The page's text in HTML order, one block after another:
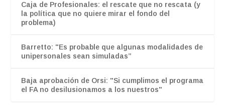
Caja de Profesionales: el rescate que no rescata (y
la política que no quiere mirar el fondo del
problema)
Barretto: "Es probable que algunas modalidades de
unipersonales sean simuladas”
Baja aprobación de Orsi: "Si cumplimos el programa
el FA no desilusionamos a los nuestros"